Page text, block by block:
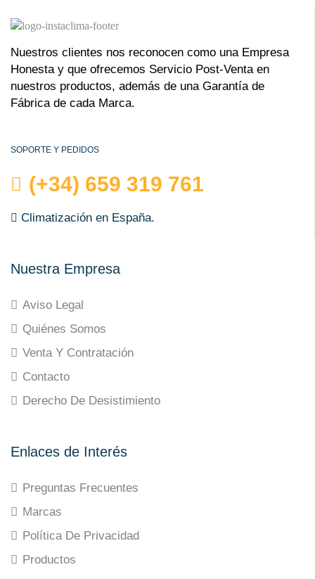
Nuestros clientes nos reconocen como una Empresa
Honesta y que ofrecemos Servicio Post-Venta en
nuestros productos, además de una Garantía de
Fábrica de cada Marca.
SOPORTE Y PEDIDOS
(+34) 659 319 761
Climatización en España.
Nuestra Empresa
Aviso Legal
Quiénes Somos
Venta Y Contratación
Contacto
Derecho De Desistimiento
Enlaces de Interés
Preguntas Frecuentes
Marcas
Política De Privacidad
Productos